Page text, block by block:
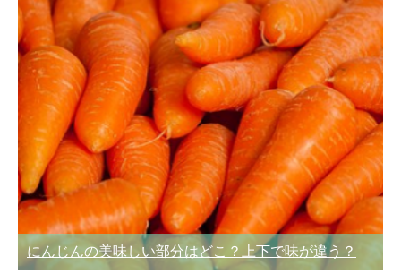
にんじんの美味しい部分はどこ？上下で味が違う？